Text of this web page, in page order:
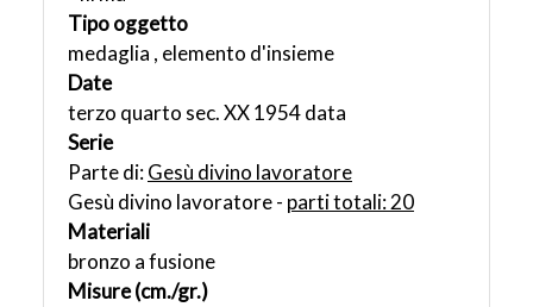
Tipo oggetto
medaglia , elemento d'insieme
Date
terzo quarto sec. XX 1954 data
Serie
Parte di:Gesù divino lavoratore
Gesù divino lavoratore - parti totali: 20
Materiali
bronzo a fusione
Misure (cm./gr.)